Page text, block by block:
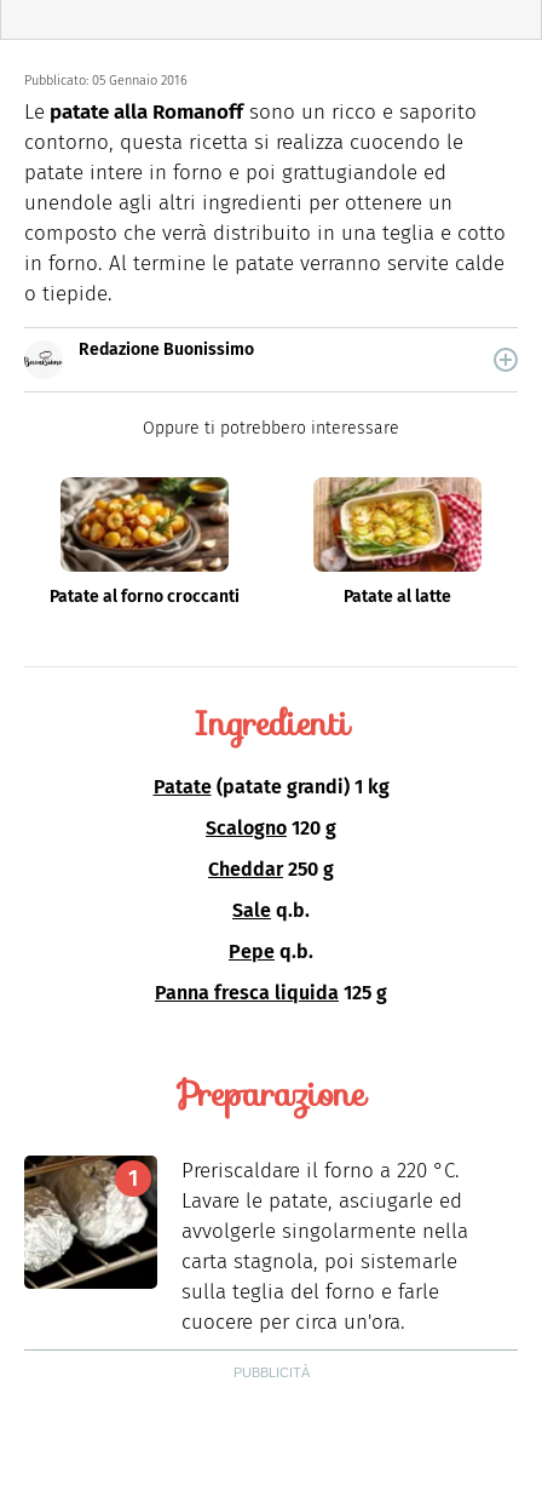
Pubblicato: 05 Gennaio 2016
Le patate alla Romanoffsono un ricco e saporito
contorno, questa ricetta si realizza cuocendo le
patate intere in forno e poi grattugiandole ed
unendole agli altri ingredienti per ottenere un
composto che verrà distribuito in una teglia e cotto
in forno. Al termine le patate verranno servite calde
o tiepide.
Redazione Buonissimo
quale trovi idee veloci, facili e spiegate passo passo.
Oppure ti potrebbero interessare
Patate al forno croccanti Patate al latte
Ingredienti
Patate (patate grandi) 1 kg
Scalogno 120 g
Cheddar 250 g
Sale q.b.
Pepe q.b.
Panna fresca liquida 125 g
Preparazione
Preriscaldare il forno a 220 °C.
Lavare le patate, asciugarle ed
avvolgerle singolarmente nella
carta stagnola, poi sistemarle
sulla teglia del forno e farle
cuocere per circa un'ora.